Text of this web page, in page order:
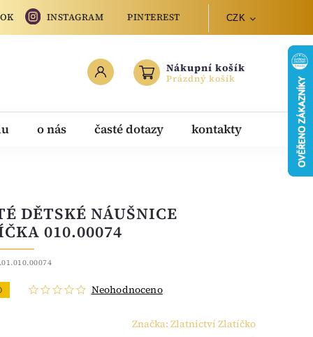
INSTAGRAM PINTEREST CZK
Nákupní košík
Prázdný košík
o nás časté dotazy kontakty
DĚTSKÉ NÁUŠNICE
010.00074
Neohodnoceno
Značka: Zlatnictví Zlatíčko